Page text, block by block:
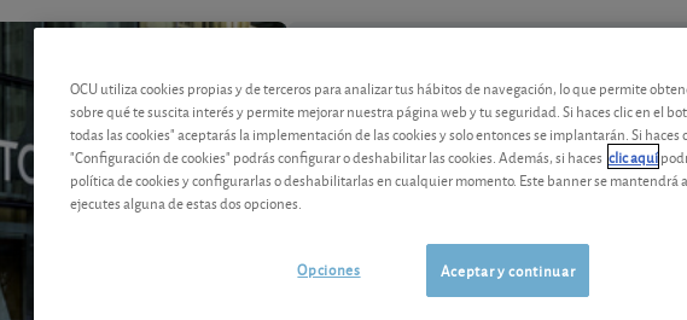
Autodesk confirma sus
Los resultados del grupo son sólidos y
modelado 3D es fuerte en un contexto
OCU utiliza cookies propias y de terceros para analizar tus hábitos de navegación, lo que permite
sobre qué te suscita interés y permite mejorar nuestra página web y tu seguridad. Si haces clic en el
todas las cookies" aceptarás la implementación de las cookies y solo entonces se implantarán. Si haces
"Configuración de cookies" podrás configurar o deshabilitar las cookies. Además, si haces clic aquí
política de cookies y configurarlas o deshabilitarlas en cualquier momento. Este banner se mantendrá
ejecutes alguna de estas dos opciones.
Aceptar y continuar
Opciones